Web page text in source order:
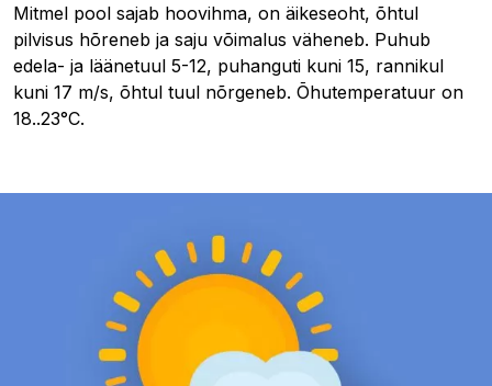
Mitmel pool sajab hoovihma, on äikeseoht, õhtul
pilvisus hõreneb ja saju võimalus väheneb. Puhub
edela- ja läänetuul 5-12, puhanguti kuni 15, rannikul
kuni 17 m/s, õhtul tuul nõrgeneb. Õhutemperatuur on
18..23°C.